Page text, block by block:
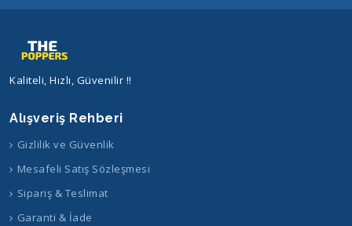
Kaliteli, Hızlı, Güvenilir !!
Alışveriş Rehberi
Gizlilik ve Güvenlik
Mesafeli Satış Sözleşmesi
Sipariş & Teslimat
Garanti & İade